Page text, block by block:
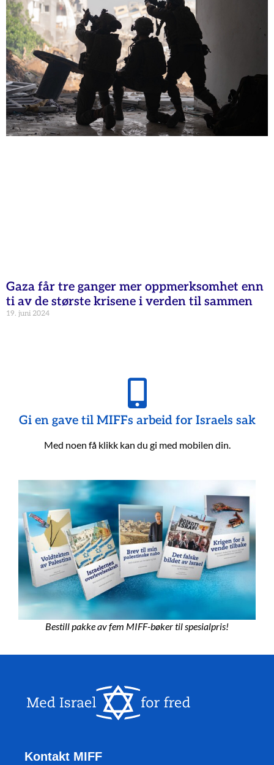
Gaza får tre ganger mer oppmerksomhet enn
ti av de største krisene i verden til sammen
19. juni 2024
Gi en gave til MIFFs arbeid for Israels sak
Med noen få klikk kan du gi med mobilen din.
Bestill pakke av fem MIFF-bøker til spesialpris!
Kontakt MIFF